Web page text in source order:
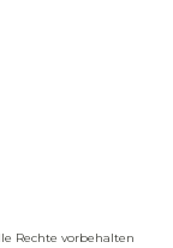
Rechte vorbehalten